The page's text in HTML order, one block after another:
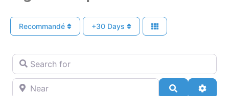
Recommandé +30 Days
Search for
Near
Search